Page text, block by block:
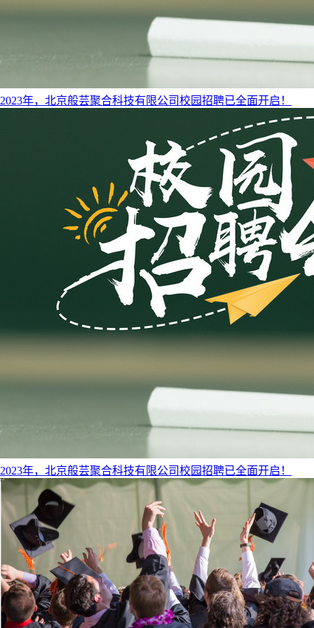
​2023年，北京般芸聚合科技有限公司校园招聘已全面开启！
​2023年，北京般芸聚合科技有限公司校园招聘已全面开启！